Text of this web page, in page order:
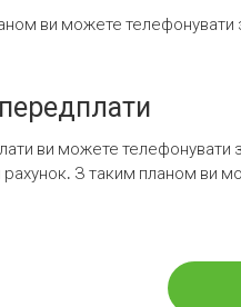
ви можете телефонувати
ви можете
З таким планом ви